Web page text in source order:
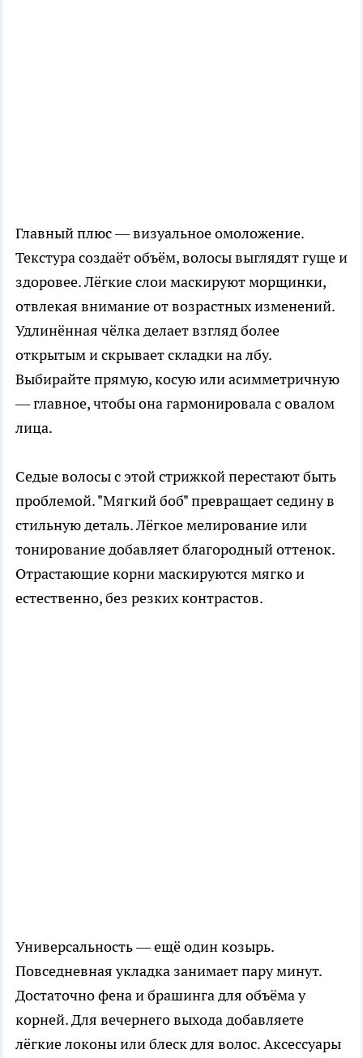
Главный плюс — визуальное омоложение.
Текстура создаёт объём, волосы выглядят гуще и
здоровее. Лёгкие слои маскируют морщинки,
отвлекая внимание от возрастных изменений.
Удлинённая чёлка делает взгляд более
открытым и скрывает складки на лбу.
Выбирайте прямую, косую или асимметричную
— главное, чтобы она гармонировала с овалом
лица.
Седые волосы с этой стрижкой перестают быть
проблемой. "Мягкий боб" превращает седину в
стильную деталь. Лёгкое мелирование или
тонирование добавляет благородный оттенок.
Отрастающие корни маскируются мягко и
естественно, без резких контрастов.
Универсальность — ещё один козырь.
Повседневная укладка занимает пару минут.
Достаточно фена и брашинга для объёма у
корней. Для вечернего выхода добавляете
лёгкие локоны или блеск для волос. Аксессуары